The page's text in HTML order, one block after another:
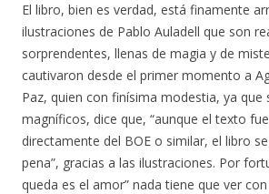
El libro, bien es verdad, está finamente
ilustraciones de Pablo Auladell que son
sorprendentes, llenas de magia y de
cautivaron desde el primer momento a
Paz, quien con finísima modestia, ya que
magníficos, dice que, “aunque el texto
directamente del BOE o similar, el libro
pena”, gracias a las ilustraciones. Por
queda es el amor” nada tiene que ver